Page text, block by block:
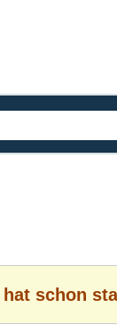
schon